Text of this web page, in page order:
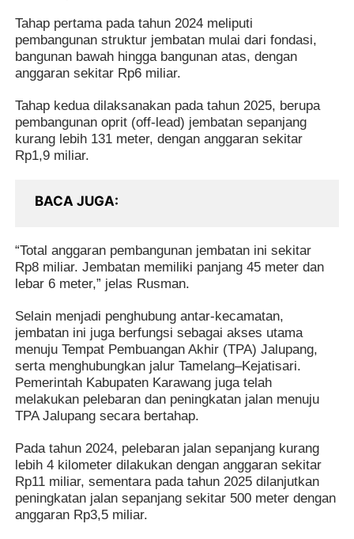
Tahap pertama pada tahun 2024 meliputi
pembangunan struktur jembatan mulai dari fondasi,
bangunan bawah hingga bangunan atas, dengan
anggaran sekitar Rp6 miliar.
Tahap kedua dilaksanakan pada tahun 2025, berupa
pembangunan oprit (off-lead) jembatan sepanjang
kurang lebih 131 meter, dengan anggaran sekitar
Rp1,9 miliar.
BACA JUGA
“Total anggaran pembangunan jembatan ini sekitar
Rp8 miliar. Jembatan memiliki panjang 45 meter dan
lebar 6 meter,” jelas Rusman.
Selain menjadi penghubung antar-kecamatan,
jembatan ini juga berfungsi sebagai akses utama
menuju Tempat Pembuangan Akhir (TPA) Jalupang,
serta menghubungkan jalur Tamelang–Kejatisari.
Pemerintah Kabupaten Karawang juga telah
melakukan pelebaran dan peningkatan jalan menuju
TPA Jalupang secara bertahap.
Pada tahun 2024, pelebaran jalan sepanjang kurang
lebih 4 kilometer dilakukan dengan anggaran sekitar
Rp11 miliar, sementara pada tahun 2025 dilanjutkan
peningkatan jalan sepanjang sekitar 500 meter dengan
anggaran Rp3,5 miliar.